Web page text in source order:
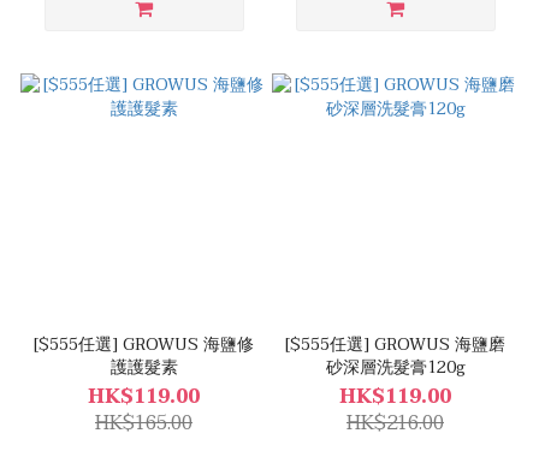
[$555任選] GROWUS 海鹽修
護護髮素
HK$119.00
HK$165.00
[$555任選] GROWUS 海鹽磨
砂深層洗髮膏120g
HK$119.00
HK$216.00